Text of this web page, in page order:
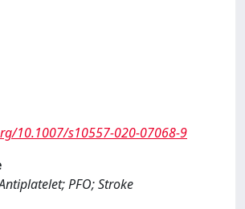
10.1007/s10557-020-07068-9
PFO; Stroke